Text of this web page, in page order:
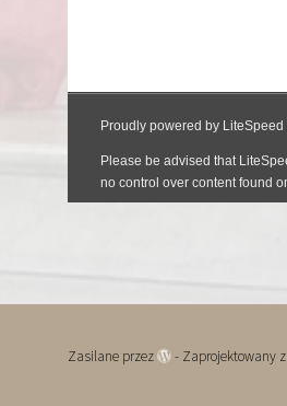
Zasilane przez - Zaprojektowany z